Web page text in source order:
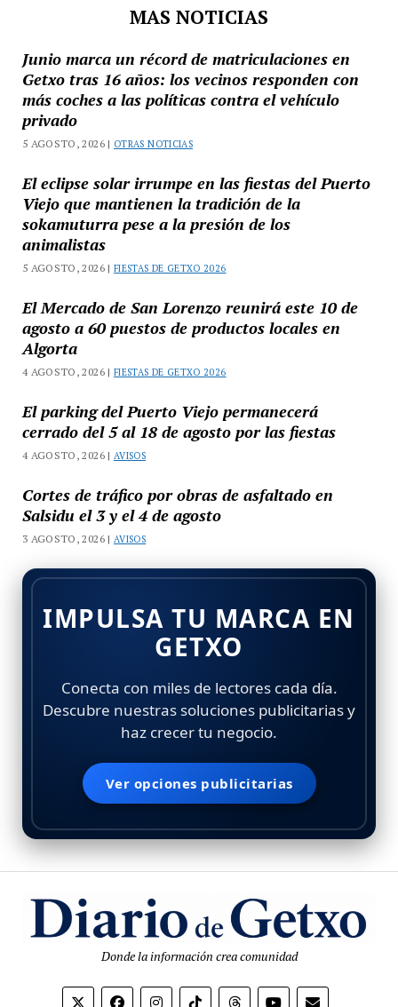
MAS NOTICIAS
Junio marca un récord de matriculaciones en
Getxo tras 16 años: los vecinos responden con
más coches a las políticas contra el vehículo
privado
5 AGOSTO, 2026 | OTRAS NOTICIAS
El eclipse solar irrumpe en las fiestas del Puerto
Viejo que mantienen la tradición de la
sokamuturra pese a la presión de los
animalistas
5 AGOSTO, 2026 |FIESTAS DE GETXO 2026
El Mercado de San Lorenzo reunirá este 10 de
agosto a 60 puestos de productos locales en
Algorta
4 AGOSTO, 2026 |FIESTAS DE GETXO 2026
El parking del Puerto Viejo permanecerá
cerrado del 5 al 18 de agosto por las fiestas
4 AGOSTO, 2026 |AVISOS
Cortes de tráfico por obras de asfaltado en
Salsidu el 3 y el 4 de agosto
3 AGOSTO, 2026 |AVISOS
IMPULSA TU MARCA EN
GETXO
Conecta con miles de lectores cada día.
Descubre nuestras soluciones publicitarias y
haz crecer tu negocio.
Ver opciones publicitarias
Donde la información crea comunidad